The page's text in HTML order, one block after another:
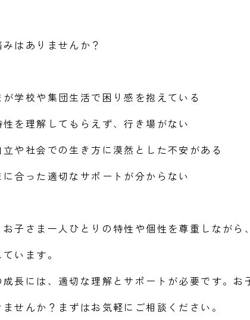
はありませんか？
が学校や集団生活で困り感を抱えている
性を理解してもらえず、行き場がない
立や社会での生き方に漠然とした不安がある
に合った適切なサポートが分からない
子さま一人ひとりの特性や個性を尊重しなが
います。
長には、適切な理解とサポートが必要です。
せんか？まずはお気軽にご相談ください。